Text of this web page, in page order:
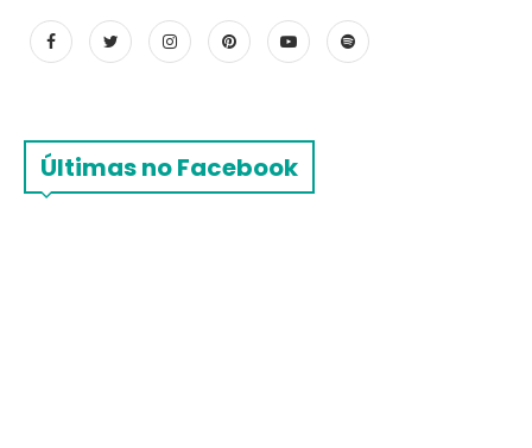
Últimas no Facebook